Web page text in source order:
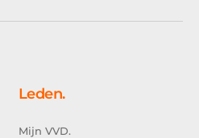
Leden.
Mijn VVD.